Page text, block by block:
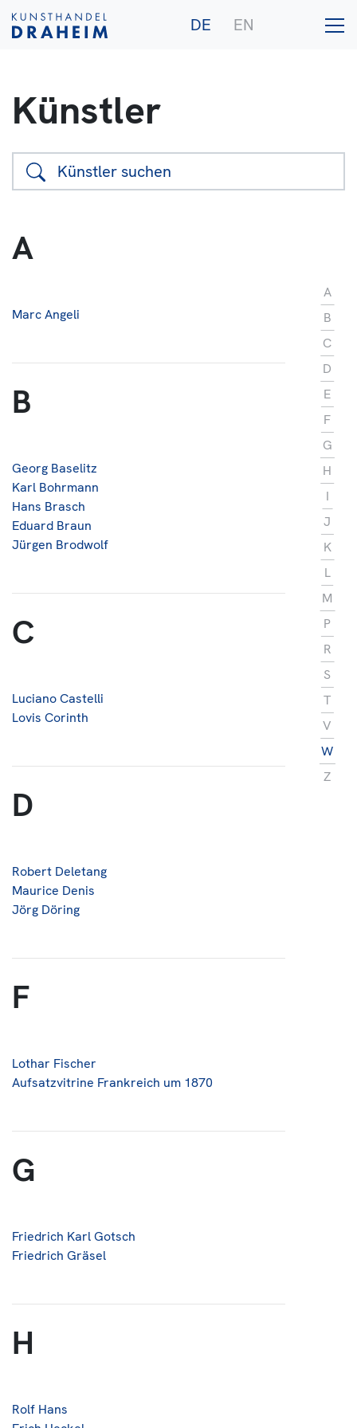
DE EN
Künstler
Ankauf
Kontakt
Künstler
A
Marc Angeli
B
Georg Baselitz
Karl Bohrmann
Hans Brasch
Eduard Braun
Jürgen Brodwolf
C
Luciano Castelli
Lovis Corinth
D
Robert Deletang
Maurice Denis
Jörg Döring
F
Lothar Fischer
Aufsatzvitrine Frankreich um 1870
G
Friedrich Karl Gotsch
Friedrich Gräsel
H
Rolf Hans
A
B
C
D
E
F
G
H
I
J
K
L
M
P
R
S
T
V
W
Z